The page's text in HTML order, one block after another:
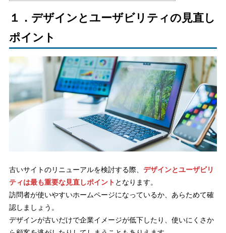
１．デザインとユーザビリティの見直し
ポイント
古いサイトのリニューアルを検討する際、 デザインとユーザビリ
ティは最も重要な見直しポイント となります。
訪問者が使いやすいホームページになっているか、あらためて確
認しましょう。
デザインが古いだけで企業イメージが低下したり、使いにくさか